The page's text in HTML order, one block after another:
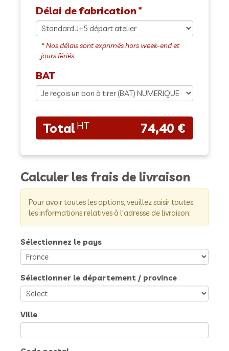
Délai de fabrication
BAT
74,40 €
Calculer les frais de livraison
Pour avoir toutes les options, veuillez saisir toutes
les informations relatives à l'adresse de livraison.
Sélectionnez le pays
Sélectionner le département / province
Ville